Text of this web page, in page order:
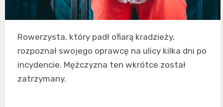
Rowerzysta, który padł ofiarą kradzieży,
rozpoznał swojego oprawcę na ulicy kilka dni po
incydencie. Mężczyzna ten wkrótce został
zatrzymany.